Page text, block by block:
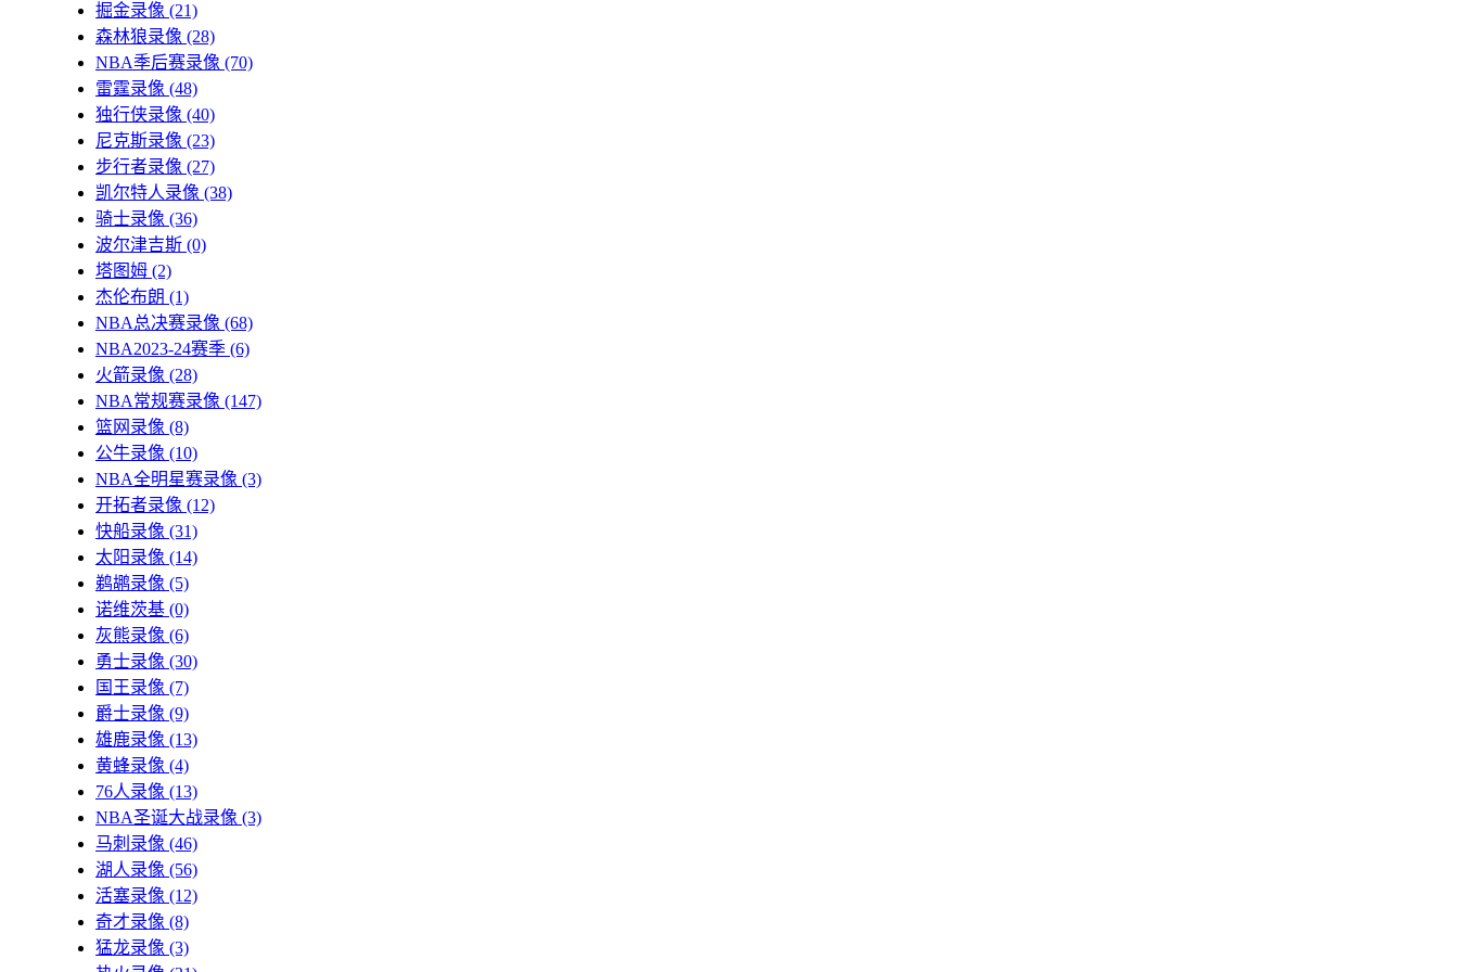
掘金录像 (21)
森林狼录像 (28)
NBA季后赛录像 (70)
雷霆录像 (48)
独行侠录像 (40)
尼克斯录像 (23)
步行者录像 (27)
凯尔特人录像 (38)
骑士录像 (36)
波尔津吉斯 (0)
塔图姆 (2)
杰伦布朗 (1)
NBA总决赛录像 (68)
NBA2023-24赛季 (6)
火箭录像 (28)
NBA常规赛录像 (147)
篮网录像 (8)
公牛录像 (10)
NBA全明星赛录像 (3)
开拓者录像 (12)
快船录像 (31)
太阳录像 (14)
鹈鹕录像 (5)
诺维茨基 (0)
灰熊录像 (6)
勇士录像 (30)
国王录像 (7)
爵士录像 (9)
雄鹿录像 (13)
黄蜂录像 (4)
76人录像 (13)
NBA圣诞大战录像 (3)
马刺录像 (46)
湖人录像 (56)
活塞录像 (12)
奇才录像 (8)
猛龙录像 (3)